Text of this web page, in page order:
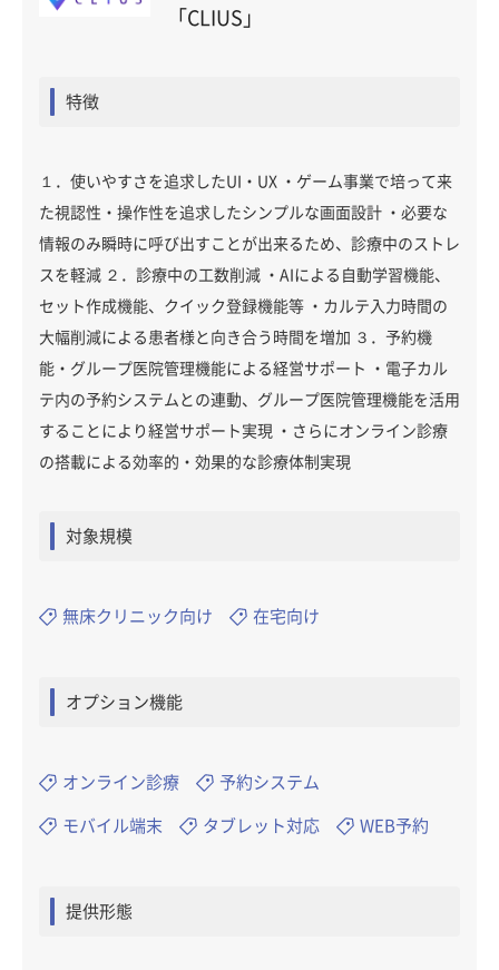
「CLIUS」
特徴
１．使いやすさを追求したUI・UX ・ゲーム事業で培って来
た視認性・操作性を追求したシンプルな画面設計 ・必要な
情報のみ瞬時に呼び出すことが出来るため、診療中のストレ
スを軽減 ２．診療中の工数削減 ・AIによる自動学習機能、
セット作成機能、クイック登録機能等 ・カルテ入力時間の
大幅削減による患者様と向き合う時間を増加 ３．予約機
能・グループ医院管理機能による経営サポート ・電子カル
テ内の予約システムとの連動、グループ医院管理機能を活用
することにより経営サポート実現 ・さらにオンライン診療
の搭載による効率的・効果的な診療体制実現
対象規模
無床クリニック向け 在宅向け
オプション機能
オンライン診療 予約システム
モバイル端末 タブレット対応 WEB予約
提供形態